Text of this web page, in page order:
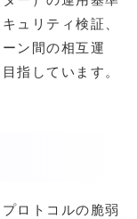
ュリティ検証、
ン間の相互運
指しています。
ロトコルの脆弱